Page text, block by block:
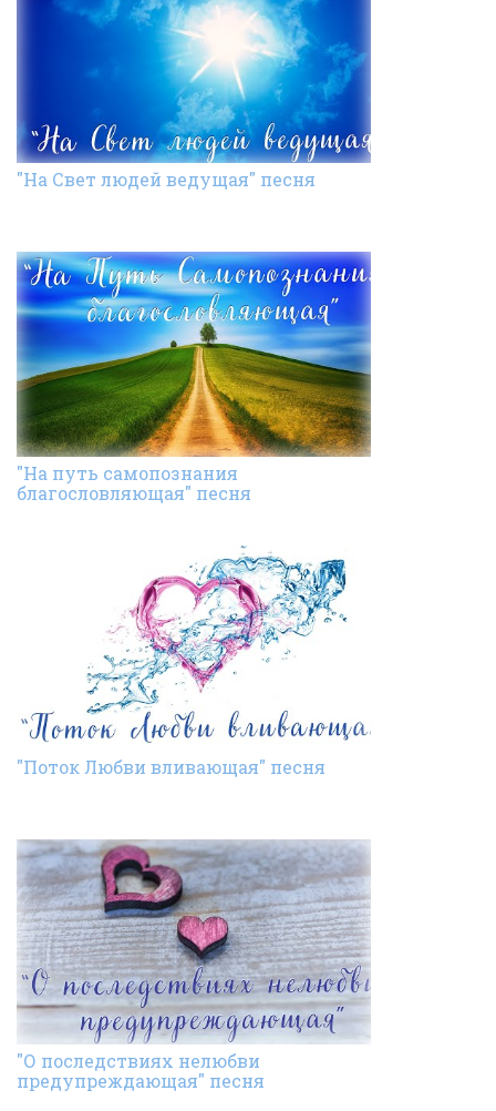
"На Свет людей ведущая" песня
"На путь самопознания
благословляющая" песня
"Поток Любви вливающая" песня
"О последствиях нелюбви
предупреждающая" песня